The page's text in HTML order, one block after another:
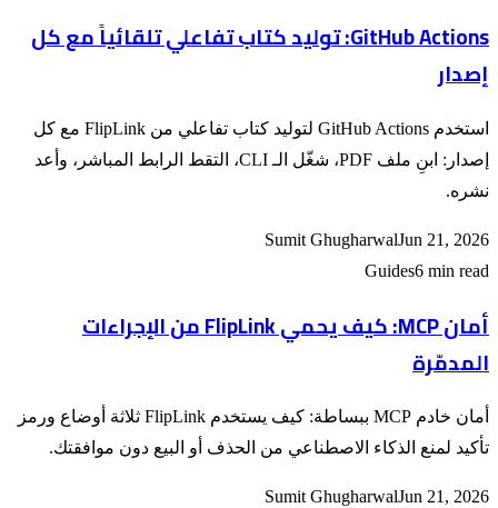
GitHub Actions: توليد كتاب تفاعلي تلقائياً مع كل
إصدار
استخدم GitHub Actions لتوليد كتاب تفاعلي من FlipLink مع كل
إصدار: ابنِ ملف PDF، شغّل الـ CLI، التقط الرابط المباشر، وأعد
نشره.
Sumit GhugharwalJun 21, 2026
Guides6 min read
أمان MCP: كيف يحمي FlipLink من الإجراءات
المدمّرة
أمان خادم MCP ببساطة: كيف يستخدم FlipLink ثلاثة أوضاع ورمز
تأكيد لمنع الذكاء الاصطناعي من الحذف أو البيع دون موافقتك.
Sumit GhugharwalJun 21, 2026